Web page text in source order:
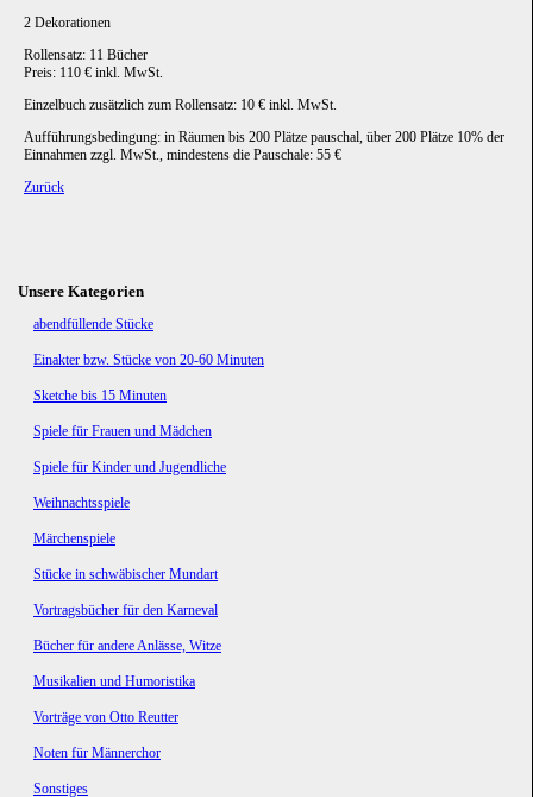
2 Dekorationen
Rollensatz: 11 Bücher
Preis: 110 € inkl. MwSt.
Einzelbuch zusätzlich zum Rollensatz: 10 € inkl. MwSt.
Aufführungsbedingung: in Räumen bis 200 Plätze pauschal, über 200 Plätze 10% der
Einnahmen zzgl. MwSt., mindestens die Pauschale: 55 €
Zurück
Unsere Kategorien
Navigation
abendfüllende Stücke
Einakter bzw. Stücke von 20-60 Minuten
Sketche bis 15 Minuten
Spiele für Frauen und Mädchen
Spiele für Kinder und Jugendliche
Weihnachtsspiele
Märchenspiele
Stücke in schwäbischer Mundart
Vortragsbücher für den Karneval
Bücher für andere Anlässe, Witze
Musikalien und Humoristika
Vorträge von Otto Reutter
Noten für Männerchor
Sonstiges